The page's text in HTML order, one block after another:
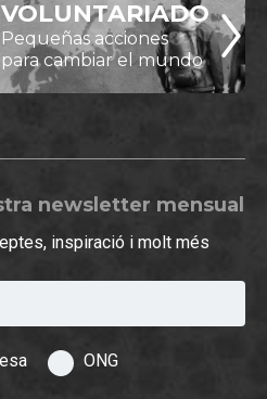
VOLUNTARIADO
Pequeñas acciones
para cambiar el mundo
newsletter mensual
inspiració i molt més
ONG